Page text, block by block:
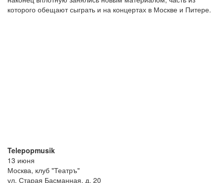
которого обещают сыграть и на концертах в Москве и Питере.
Telepopmusik
13 июня
Москва, клуб "Театръ"
ул. Старая Басманная, д. 20